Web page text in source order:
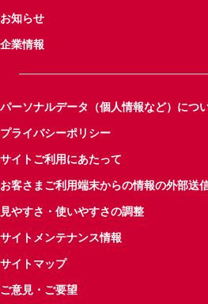
お知らせ
企業情報
パーソナルデータ（個人情報など）につ
プライバシーポリシー
サイトご利用にあたって
お客さまご利用端末からの情報の外部送
見やすさ・使いやすさの調整
サイトメンテナンス情報
サイトマップ
ご意見・ご要望